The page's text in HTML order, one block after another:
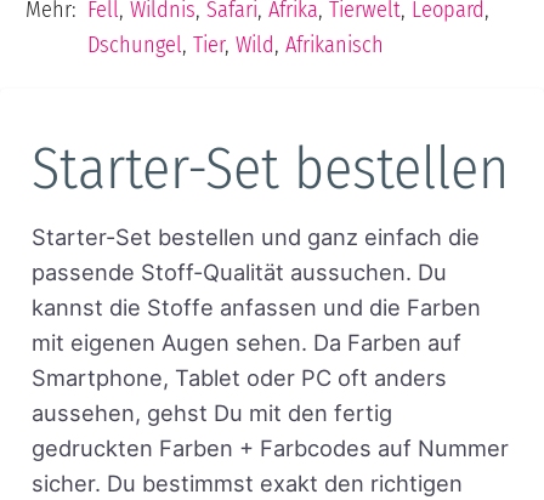
Mehr: Fell,Wildnis,Safari,Afrika,Tierwelt, Leopard,
Dschungel,Tier,Wild,Afrikanisch
Starter-Set bestellen
Starter-Set bestellen und ganz einfach die
passende Stoff-Qualität aussuchen. Du
kannst die Stoffe anfassen und die Farben
mit eigenen Augen sehen. Da Farben auf
Smartphone, Tablet oder PC oft anders
aussehen, gehst Du mit den fertig
gedruckten Farben + Farbcodes auf Nummer
sicher. Du bestimmst exakt den richtigen